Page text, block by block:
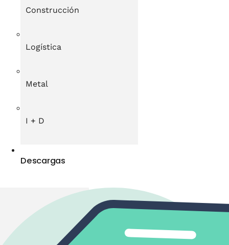
Construcción
Logística
Metal
I + D
Descargas